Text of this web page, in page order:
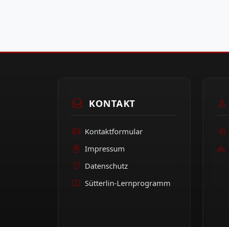
KONTAKT
Kontaktformular
Impressum
Datenschutz
Sütterlin-Lernprogramm